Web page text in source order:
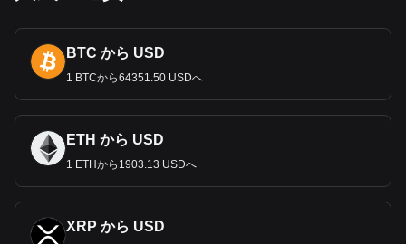
BTC から USD
1 BTCから64351.50 USDへ
ETH から USD
1 ETHから1903.13 USDへ
XRP から USD